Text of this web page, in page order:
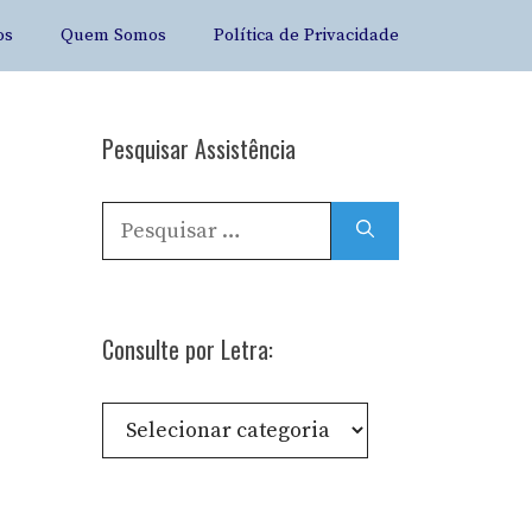
Quem Somos Política de Privacidade
Pesquisar Assistência
Pesquisar
por:
Consulte por Letra:
Consulte